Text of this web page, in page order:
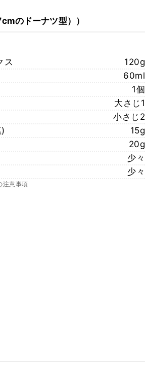
のドーナツ型） ）
ス
120g
60ml
1個
大さじ1
小さじ2
15g
20g
少々
少々
注意事項